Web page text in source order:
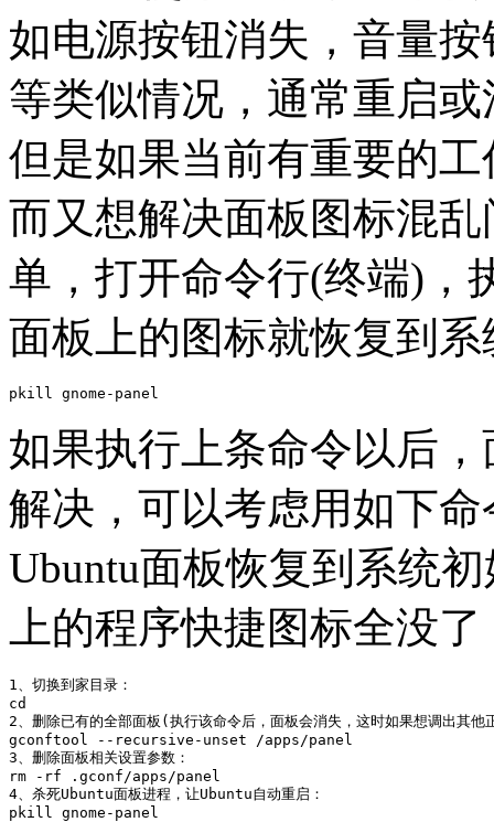
如电源按钮消失，音量
等类似情况，通常重启
但是如果当前有重要的
而又想解决面板图标混
单，打开命令行(终端)，
面板上的图标就恢复到
如果执行上条命令以后
解决，可以考虑用如下
Ubuntu面板恢复到系统
上的程序快捷图标全没
1、切换到家目录：
cd
2、删除已有的全部面板(执行该命令后，面板会消失，这时如果想调出其
gconftool --recursive-unset /apps/panel
3、删除面板相关设置参数：
rm -rf .gconf/apps/panel
4、杀死Ubuntu面板进程，让Ubuntu自动重启：
pkill gnome-panel